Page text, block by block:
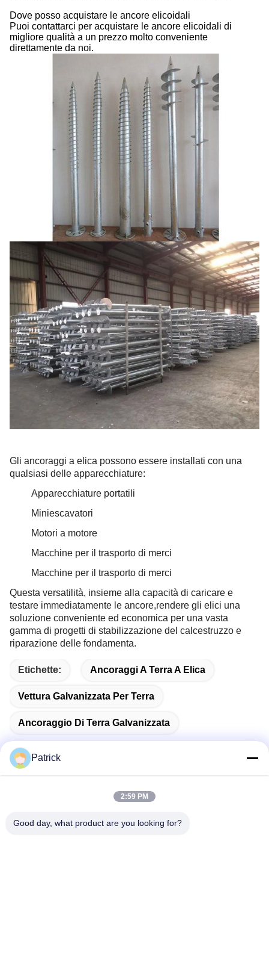
Dove posso acquistare le ancore elicoidali
Puoi contattarci per acquistare le ancore elicoidali di
migliore qualità a un prezzo molto conveniente
direttamente da noi.
Gli ancoraggi a elica possono essere installati con una
qualsiasi delle apparecchiature:
Apparecchiature portatili
Miniescavatori
Motori a motore
Macchine per il trasporto di merci
Macchine per il trasporto di merci
Questa versatilità, insieme alla capacità di caricare e
testare immediatamente le ancore,rendere gli elici una
soluzione conveniente ed economica per una vasta
gamma di progetti di stabilizzazione del calcestruzzo e
riparazione delle fondamenta.
Etichette: Ancoraggi A Terra A Elica
Vettura Galvanizzata Per Terra
Ancoraggio Di Terra Galvanizzata
Indirizzo
Patrick
2:59 PM
Good day, what product are you looking for?